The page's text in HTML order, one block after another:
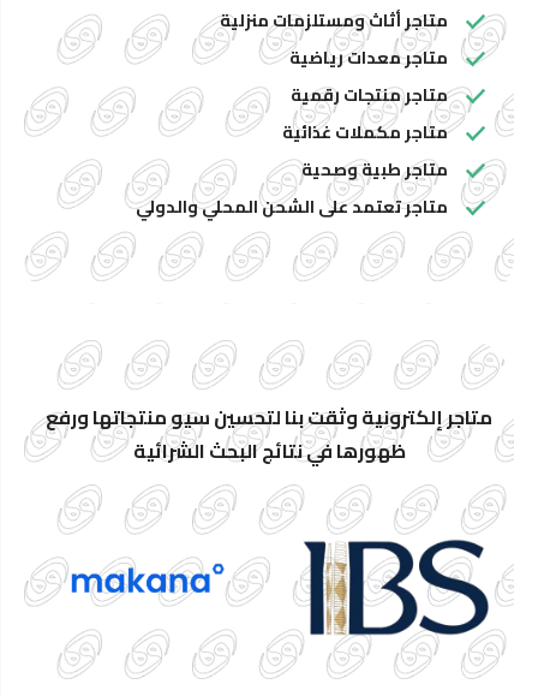
متاجر أثاث ومستلزمات منزلية
متاجر معدات رياضية
متاجر منتجات رقمية
متاجر مكملات غذائية
متاجر طبية وصحية
متاجر تعتمد على الشحن المحلي والدولي
متاجر إلكترونية وثقت بنا لتحسين سيو منتجاتها ورفع
ظهورها في نتائج البحث الشرائية